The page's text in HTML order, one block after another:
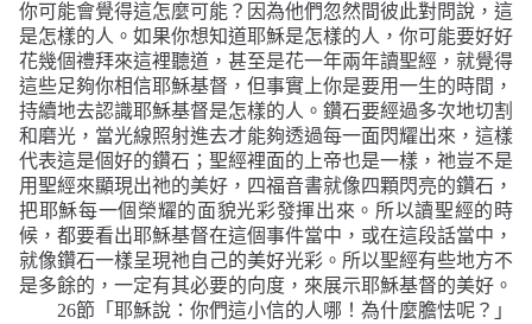
你可能會覺得這怎麼可能？因為他們忽然間彼此對問說，這
是怎樣的人。如果你想知道耶穌是怎樣的人，你可能要好好
花幾個禮拜來這裡聽道，甚至是花一年兩年讀聖經，就覺得
這些足夠你相信耶穌基督，但事實上你是要用一生的時間，
持續地去認識耶穌基督是怎樣的人。鑽石要經過多次地切割
和磨光，當光線照射進去才能夠透過每一面閃耀出來，這樣
代表這是個好的鑽石；聖經裡面的上帝也是一樣，祂豈不是
用聖經來顯現出祂的美好，四福音書就像四顆閃亮的鑽石，
把耶穌每一個榮耀的面貌光彩發揮出來。所以讀聖經的時
候，都要看出耶穌基督在這個事件當中，或在這段話當中，
就像鑽石一樣呈現祂自己的美好光彩。所以聖經有些地方不
是多餘的，一定有其必要的向度，來展示耶穌基督的美好。
26節 「耶穌說：你們這小信的人哪！為什麼膽怯呢？」